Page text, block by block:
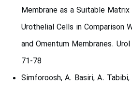
Membrane as a Suitable
Urothelial Cells in Comparison
and Omentum Membranes.
71-78
Simforoosh, A. Basiri, A.